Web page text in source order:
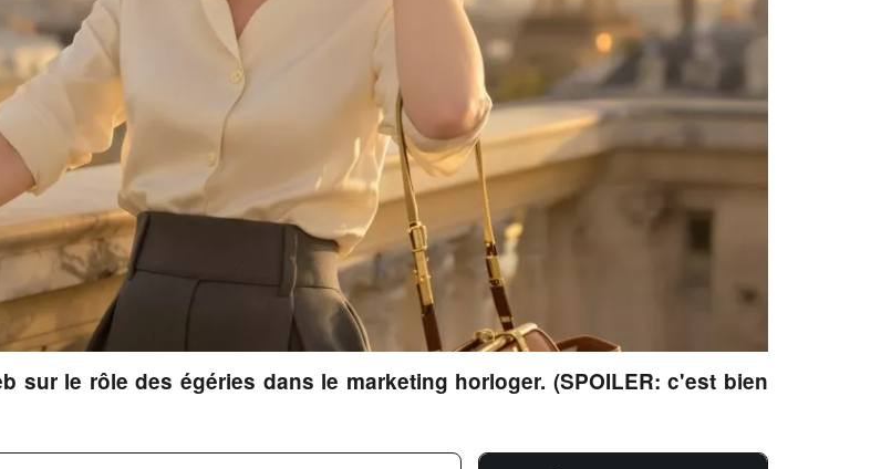
sur le rôle des égéries dans le marketing horloger. (SPOILER: c'est bien